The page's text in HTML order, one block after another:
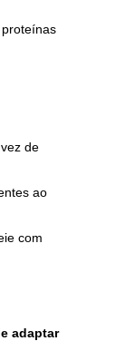
de
ao
com
adaptar